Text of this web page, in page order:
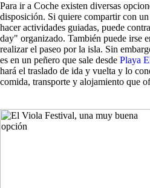
Para ir a Coche existen diversas
disposición. Si quiere compartir con
hacer actividades guiadas, puede
day" organizado. También puede irse
realizar el paseo por la isla. Sin
es en un peñero que sale desde Playa
hará el traslado de ida y vuelta y lo
comida, transporte y alojamiento que